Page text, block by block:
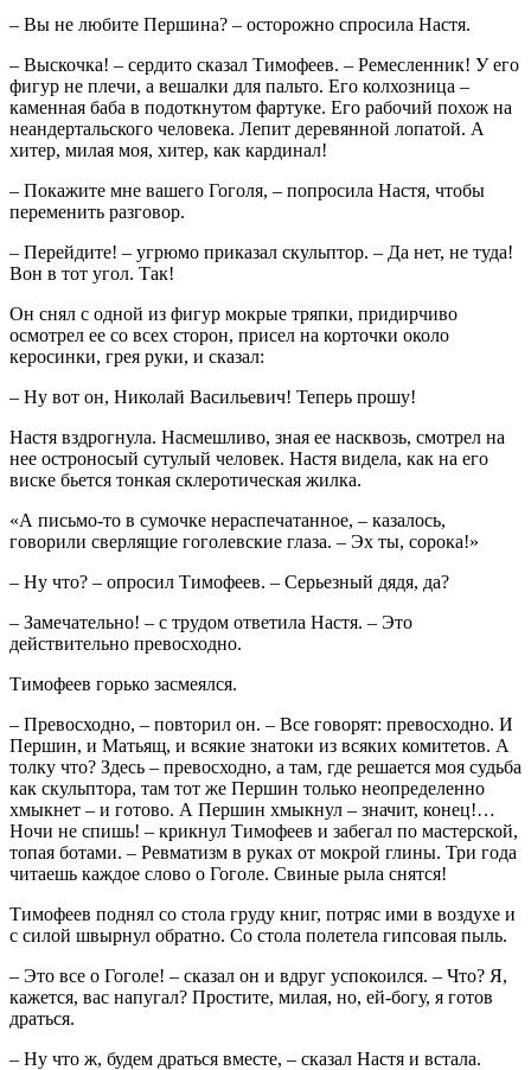
– Вы не любите Першина? – осторожно спросила Настя.
– Выскочка! – сердито сказал Тимофеев. – Ремесленник! У его
фигур не плечи, а вешалки для пальто. Его колхозница –
каменная баба в подоткнутом фартуке. Его рабочий похож на
неандертальского человека. Лепит деревянной лопатой. А
хитер, милая моя, хитер, как кардинал!
– Покажите мне вашего Гоголя, – попросила Настя, чтобы
переменить разговор.
– Перейдите! – угрюмо приказал скульптор. – Да нет, не туда!
Вон в тот угол. Так!
Он снял с одной из фигур мокрые тряпки, придирчиво
осмотрел ее со всех сторон, присел на корточки около
керосинки, грея руки, и сказал:
– Ну вот он, Николай Васильевич! Теперь прошу!
Настя вздрогнула. Насмешливо, зная ее насквозь, смотрел на
нее остроносый сутулый человек. Настя видела, как на его
виске бьется тонкая склеротическая жилка.
«А письмо-то в сумочке нераспечатанное, – казалось,
говорили сверлящие гоголевские глаза. – Эх ты, сорока!»
– Ну что? – опросил Тимофеев. – Серьезный дядя, да?
– Замечательно! – с трудом ответила Настя. – Это
действительно превосходно.
Тимофеев горько засмеялся.
– Превосходно, – повторил он. – Все говорят: превосходно. И
Першин, и Матьящ, и всякие знатоки из всяких комитетов. А
толку что? Здесь – превосходно, а там, где решается моя судьба
как скульптора, там тот же Першин только неопределенно
хмыкнет – и готово. А Першин хмыкнул – значит, конец!…
Ночи не спишь! – крикнул Тимофеев и забегал по мастерской,
топая ботами. – Ревматизм в руках от мокрой глины. Три года
читаешь каждое слово о Гоголе. Свиные рыла снятся!
Тимофеев поднял со стола груду книг, потряс ими в воздухе и
с силой швырнул обратно. Со стола полетела гипсовая пыль.
– Это все о Гоголе! – сказал он и вдруг успокоился. – Что? Я,
кажется, вас напугал? Простите, милая, но, ей-богу, я готов
драться.
– Ну что ж, будем драться вместе, – сказал Настя и встала.